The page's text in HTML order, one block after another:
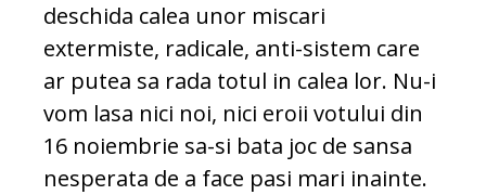
deschida calea unor miscari
extermiste, radicale, anti-sistem care
ar putea sa rada totul in calea lor. Nu-i
vom lasa nici noi, nici eroii votului din
16 noiembrie sa-si bata joc de sansa
nesperata de a face pasi mari inainte.